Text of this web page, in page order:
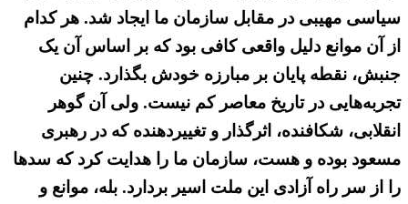
سیاسی مهیبی در مقابل سازمان ما ایجاد شد. هر کدام
از آن موانع دلیل واقعی کافی بود که بر اساس آن یک
جنبش، نقطه پایان بر مبارزه خودش بگذارد. چنین
تجربه‌هایی در تاریخ معاصر کم نیست. ولی آن گوهر
انقلابی، شکافنده، اثرگذار و تغییردهنده که در رهبری
مسعود بوده و هست، سازمان ما را هدایت کرد که سدها
را از سر راه آزادی این ملت اسیر بردارد. بله، موانع و